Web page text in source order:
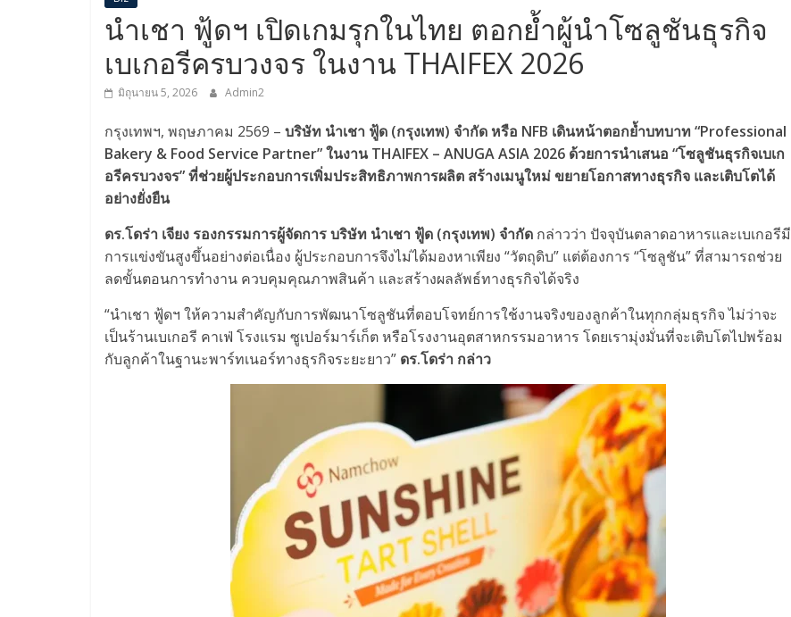
นําเชา ฟู้ดฯ เปิดเกมรุกในไทย ตอกย้ำผู้นำโซลูชันธุรกิจ
เบเกอรีครบวงจร ในงาน THAIFEX 2026
มิถุนายน 5, 2026 Admin2
กรุงเทพฯ, พฤษภาคม 2569 – บริษัท นําเชา ฟู้ด (กรุงเทพ) จำกัด หรือ NFB เดินหน้าตอกย้ำบทบาท “Professional
Bakery & Food Service Partner” ในงาน THAIFEX – ANUGA ASIA 2026 ด้วยการนำเสนอ “โซลูชันธุรกิจเบเก
อรีครบวงจร” ที่ช่วยผู้ประกอบการเพิ่มประสิทธิภาพการผลิต สร้างเมนูใหม่ ขยายโอกาสทางธุรกิจ และเติบโตได้
อย่างยั่งยืน
ดร.โดร่า เจียง รองกรรมการผู้จัดการ บริษัท นําเชา ฟู้ด (กรุงเทพ) จำกัด กล่าวว่า ปัจจุบันตลาดอาหารและเบเกอรีมี
การแข่งขันสูงขึ้นอย่างต่อเนื่อง ผู้ประกอบการจึงไม่ได้มองหาเพียง “วัตถุดิบ” แต่ต้องการ “โซลูชัน” ที่สามารถช่วย
ลดขั้นตอนการทำงาน ควบคุมคุณภาพสินค้า และสร้างผลลัพธ์ทางธุรกิจได้จริง
“นําเชา ฟู้ดฯ ให้ความสำคัญกับการพัฒนาโซลูชันที่ตอบโจทย์การใช้งานจริงของลูกค้าในทุกกลุ่มธุรกิจ ไม่ว่าจะ
เป็นร้านเบเกอรี คาเฟ่ โรงแรม ซูเปอร์มาร์เก็ต หรือโรงงานอุตสาหกรรมอาหาร โดยเรามุ่งมั่นที่จะเติบโตไปพร้อม
กับลูกค้าในฐานะพาร์ทเนอร์ทางธุรกิจระยะยาว” ดร.โดร่า กล่าว